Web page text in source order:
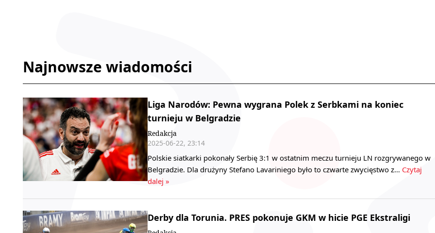
Najnowsze wiadomości
Liga Narodów: Pewna wygrana Polek z Serbkami na koniec
turnieju w Belgradzie
Redakcja
2025-06-22, 23:14
Polskie siatkarki pokonały Serbię 3:1 w ostatnim meczu turnieju LN rozgrywanego w
Belgradzie. Dla drużyny Stefano Lavariniego było to czwarte zwycięstwo z… Czytaj
dalej »
Derby dla Torunia. PRES pokonuje GKM w hicie PGE Ekstraligi